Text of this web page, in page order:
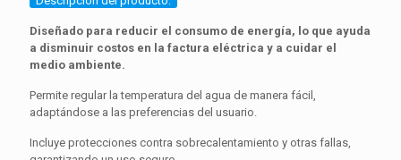
Diseñado para reducir el consumo de energía, lo que ayuda
a disminuir costos en la factura eléctrica y a cuidar el
medio ambiente.
Permite regular la temperatura del agua de manera fácil,
adaptándose a las preferencias del usuario.
Incluye protecciones contra sobrecalentamiento y otras fallas,